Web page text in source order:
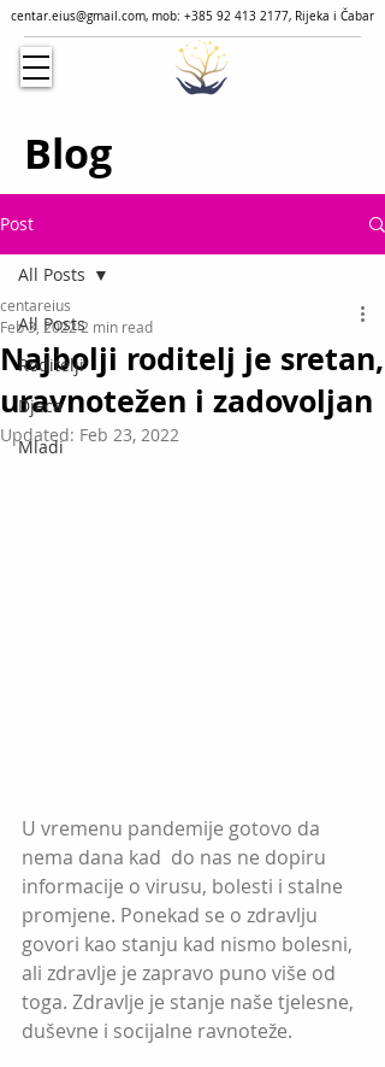
centar.eius@gmail.com, mob: +385 92 413 2177, Rijeka i Čabar
Blog
Post
All Posts
Roditelji
Djeca
Mladi
All Posts
Najbolji roditelj je sretan,
uravnotežen i zadovoljan
centareius
Feb 3, 20222 min read
Updated: Feb 23, 2022
U vremenu pandemije gotovo da
nema dana kad  do nas ne dopiru
informacije o virusu, bolesti i stalne
promjene. Ponekad se o zdravlju
govori kao stanju kad nismo bolesni,
ali zdravlje je zapravo puno više od
toga. Zdravlje je stanje naše tjelesne,
duševne i socijalne ravnoteže.